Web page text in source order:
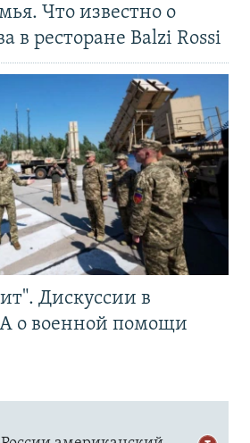
Что известно о
в ресторане Balzi Rossi
Дискуссии в
о военной помощи